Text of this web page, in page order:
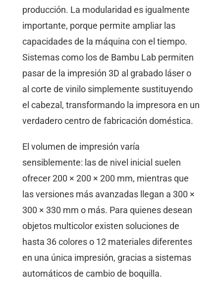
producción. La modularidad es igualmente
importante, porque permite ampliar las
capacidades de la máquina con el tiempo.
Sistemas como los de Bambu Lab permiten
pasar de la impresión 3D al grabado láser o
al corte de vinilo simplemente sustituyendo
el cabezal, transformando la impresora en un
verdadero centro de fabricación doméstica.
El volumen de impresión varía
sensiblemente: las de nivel inicial suelen
ofrecer 200 × 200 × 200 mm, mientras que
las versiones más avanzadas llegan a 300 ×
300 × 330 mm o más. Para quienes desean
objetos multicolor existen soluciones de
hasta 36 colores o 12 materiales diferentes
en una única impresión, gracias a sistemas
automáticos de cambio de boquilla.